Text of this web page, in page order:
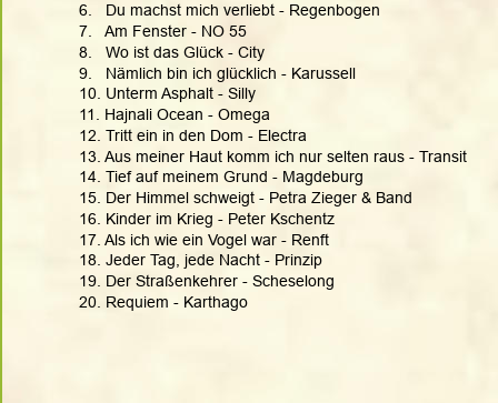
6.   Du machst mich verliebt - Regenbogen
7.   Am Fenster - NO 55
8.   Wo ist das Glück - City
9.   Nämlich bin ich glücklich - Karussell
10. Unterm Asphalt - Silly
11. Hajnali Ocean - Omega
12. Tritt ein in den Dom - Electra
13. Aus meiner Haut komm ich nur selten raus - Transit
14. Tief auf meinem Grund - Magdeburg
15. Der Himmel schweigt - Petra Zieger & Band
16. Kinder im Krieg - Peter Kschentz
17. Als ich wie ein Vogel war - Renft
18. Jeder Tag, jede Nacht - Prinzip
19. Der Straßenkehrer - Scheselong
20. Requiem - Karthago